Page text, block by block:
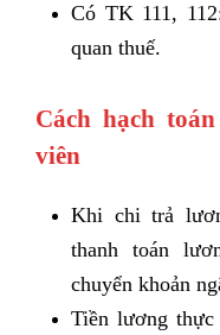
Có TK 111,
quan thuế.
Cách hạch
viên
Khi chi trả
thanh toán
chuyển khoản
Tiền lương